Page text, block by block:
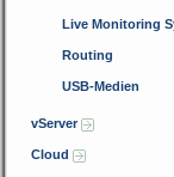
Live Monitoring
Routing
USB-Medien
vServer
Cloud